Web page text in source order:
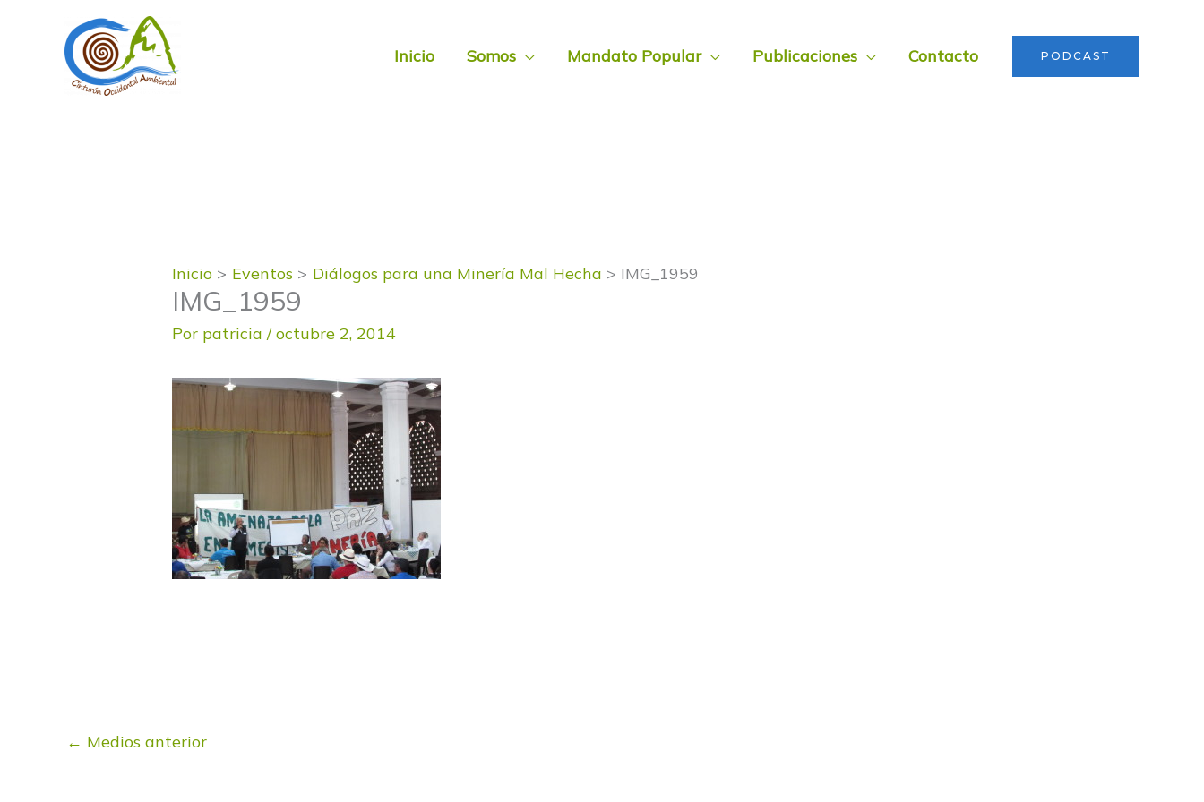
contenido
Inicio Somos Mandato Popular Publicaciones Contacto PODCAST
Inicio Eventos Diálogos para una Minería Mal Hecha IMG_1959
IMG_1959
Por patricia/octubre 2, 2014
← Medios anterior